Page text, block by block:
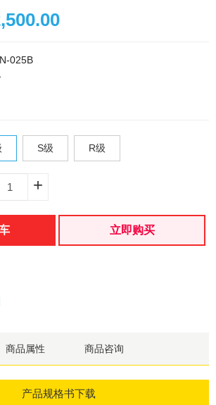
025B
S级 R级
+
立即购买
商品属性 商品咨询
产品规格书下载